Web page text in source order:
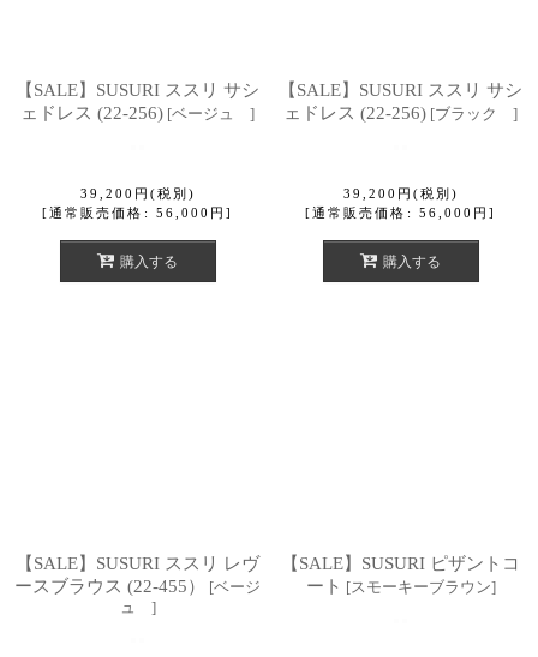
【SALE】SUSURI ススリ サシ
ェドレス (22-256) [ベージュ ]
39,200 円 (税別)
[通常販売価格 : 56,000 円 ]
購入する
【SALE】SUSURI ススリ サシ
ェドレス (22-256) [ブラック ]
39,200 円 (税別)
[通常販売価格 : 56,000 円 ]
購入する
【SALE】SUSURI ススリ レヴ
ースブラウス (22-455）
[ベージ
ュ ]
【SALE】SUSURI ピザントコ
ート [スモーキーブラウン]